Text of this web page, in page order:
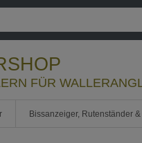
FÜR
Bissanzeiger, Rutenständer